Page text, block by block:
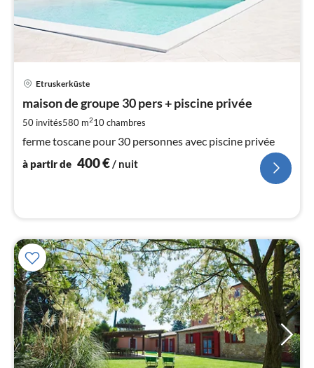
Etruskerküste
maison de groupe 30 pers + piscine privée
50 invités580 m210chambres
ferme toscane pour 30 personnes avec piscine privée
à partir de 400€/ nuit